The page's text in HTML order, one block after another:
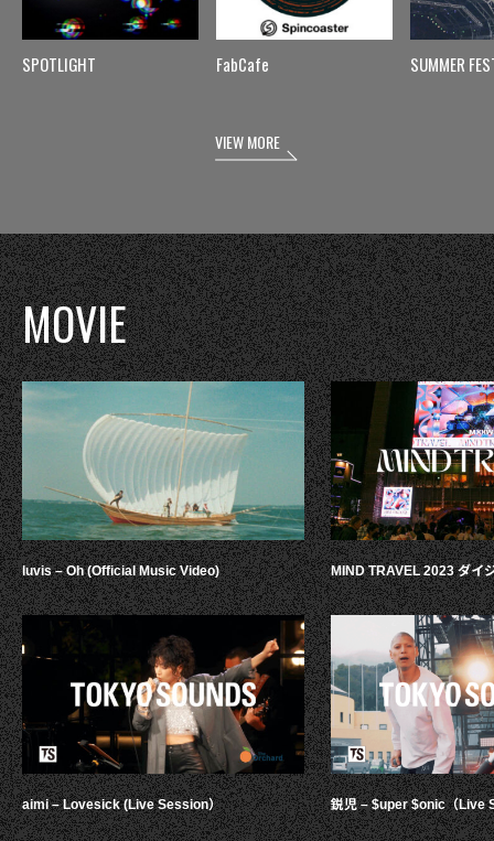
SPOTLIGHT FabCafe SUMMER
VIEW MORE
MOVIE
luvis – Oh (Official Music Video)
aimi – Lovesick (Live Session）
MIND TRAVEL 2023 ダイ
鋭児 – $uper $onic（Live